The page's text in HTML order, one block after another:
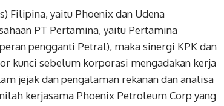
Filipina, yaitu Phoenix dan Udena
PT Pertamina, yaitu Pertamina
pengganti Petral), maka sinergi KPK dan
kunci sebelum korporasi mengadakan kerja
jejak dan pengalaman rekanan dan analisa
kerjasama Phoenix Petroleum Corp yang